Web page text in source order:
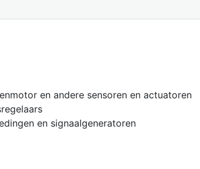
en andere sensoren en actuatoren
en signaalgeneratoren